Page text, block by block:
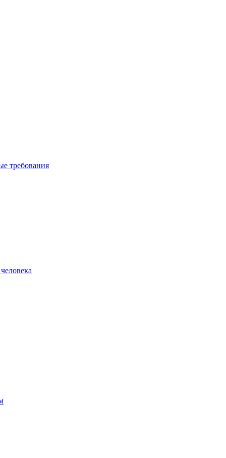
требования